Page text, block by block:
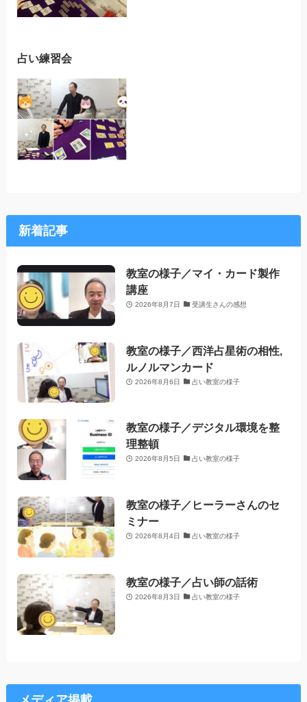
占い練習会
新着記事
教室の様子／マイ・カード製作
講座
2026年8月7日 受講生さんの感想
教室の様子／西洋占星術の相性,
ルノルマンカード
2026年8月6日 占い教室の様子
教室の様子／デジタル環境を整
理整頓
2026年8月5日 占い教室の様子
教室の様子／ヒーラーさんのセ
ミナー
2026年8月4日 占い教室の様子
教室の様子／占い師の話術
2026年8月3日 占い教室の様子